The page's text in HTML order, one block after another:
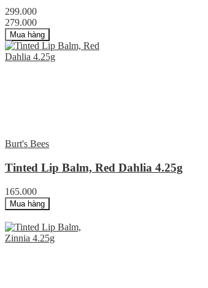
299.000
279.000
Mua hàng
Burt's Bees
Tinted Lip Balm, Red Dahlia 4.25g
165.000
Mua hàng